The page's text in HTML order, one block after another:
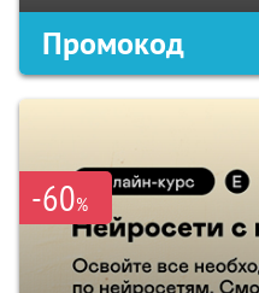
Промокод
-60%